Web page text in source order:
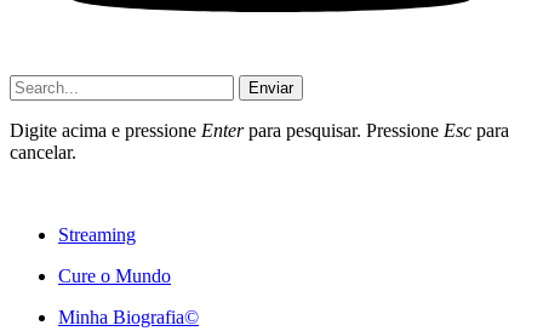
Enviar
Digite acima e pressione Enterpara pesquisar. Pressione Esc para
cancelar.
Streaming
Cure o Mundo
Minha Biografia©